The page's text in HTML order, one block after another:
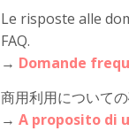
Le risposte alle
FAQ.
→ Domande
商用利用について
→ A proposito di